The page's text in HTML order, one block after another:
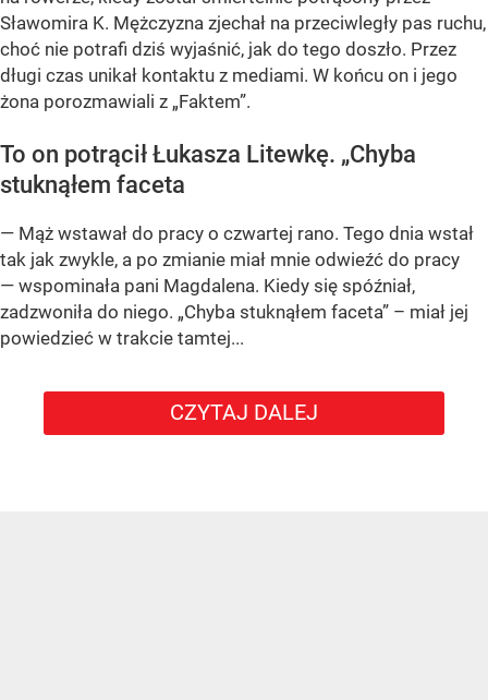
Sławomira K. Mężczyzna zjechał na przeciwległy pas ruchu,
choć nie potrafi dziś wyjaśnić, jak do tego doszło. Przez
długi czas unikał kontaktu z mediami. W końcu on i jego
żona porozmawiali z „Faktem”.
To on potrącił Łukasza Litewkę. „Chyba
stuknąłem faceta
— Mąż wstawał do pracy o czwartej rano. Tego dnia wstał
tak jak zwykle, a po zmianie miał mnie odwieźć do pracy
— wspominała pani Magdalena. Kiedy się spóźniał,
zadzwoniła do niego. „Chyba stuknąłem faceta” – miał jej
powiedzieć w trakcie tamtej...
CZYTAJ DALEJ